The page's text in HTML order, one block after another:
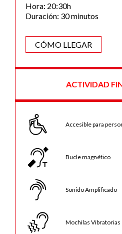
Hora: 20:30h
Duración: 30 minutos
CÓMO LLEGAR
ACTIVIDAD
Accesible para
Bucle magnético
Sonido Amplificado
Mochilas Vibratorias